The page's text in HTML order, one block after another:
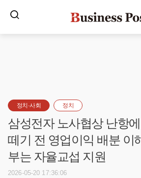
정치·사회 정치
삼성전자 노사협상 난항
떼기 전 영업이익 배분 이
부는 자율교섭 지원
2026-05-20 17:36:06